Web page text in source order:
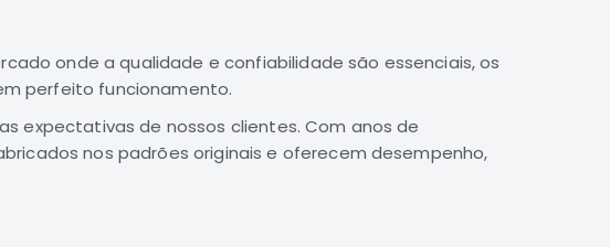
onde a qualidade e confiabilidade são essenciais, os
perfeito funcionamento.
expectativas de nossos clientes. Com anos de
nos padrões originais e oferecem desempenho,